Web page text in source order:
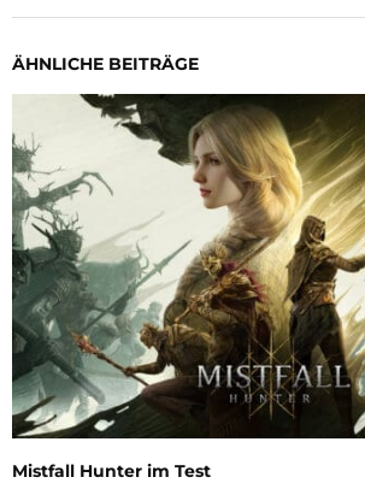
ÄHNLICHE BEITRÄGE
Mistfall Hunter im Test